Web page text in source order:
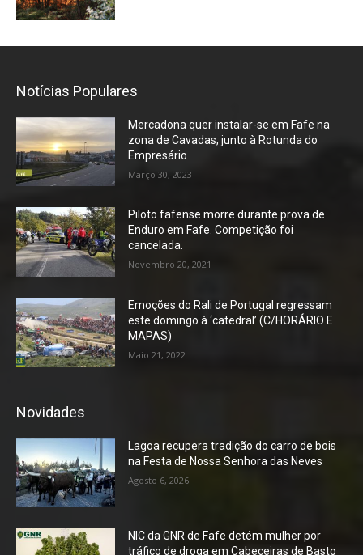
Notícias Populares
Mercadona quer instalar-se em Fafe na
zona de Cavadas, junto à Rotunda do
Empresário
Março 30, 2023
Piloto fafense morre durante prova de
Enduro em Fafe. Competição foi
cancelada.
Novembro 20, 2021
Emoções do Rali de Portugal regressam
este domingo à ‘catedral’ (C/HORÁRIO E
MAPAS)
Maio 21, 2022
Novidades
Lagoa recupera tradição do carro de bois
na Festa de Nossa Senhora das Neves
Agosto 6, 2026
NIC da GNR de Fafe detém mulher por
tráfico de droga em Cabeceiras de Basto